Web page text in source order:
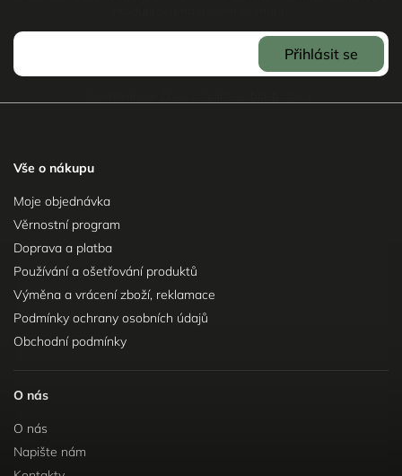
Přihlásit se
Vše o nákupu
Moje objednávka
Věrnostní program
Doprava a platba
Používání a ošetřování produktů
Výměna a vrácení zboží, reklamace
Podmínky ochrany osobních údajů
Obchodní podmínky
O nás
O nás
Napište nám